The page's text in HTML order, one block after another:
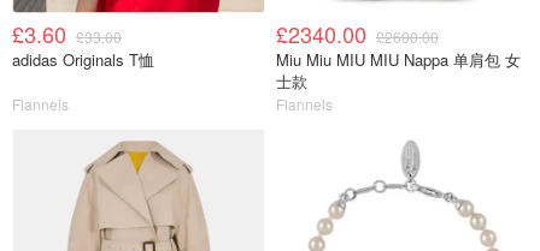
£3.60 £33.00
adidas Originals T恤
Flannels
£2340.00 £2600.00
Miu Miu MIU MIU Nappa 单肩包 女
士款
Flannels